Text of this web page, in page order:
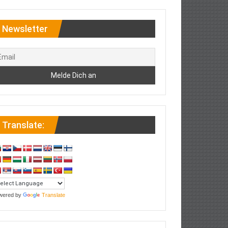
Newsletter
Translate:
by Translate